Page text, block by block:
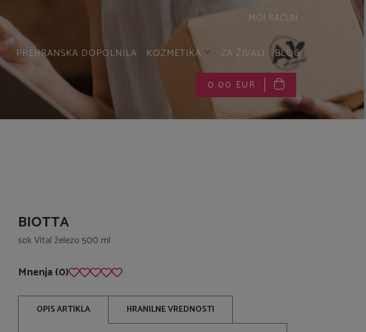
MOJ RAČUN
PREHRANSKA DOPOLNILA KOZMETIKA ZA ŽIVALI BLOG
0.00 EUR
BIOTTA
sok Vital železo 500 ml
Mnenja (0)
OPIS ARTIKLA HRANILNE VREDNOSTI